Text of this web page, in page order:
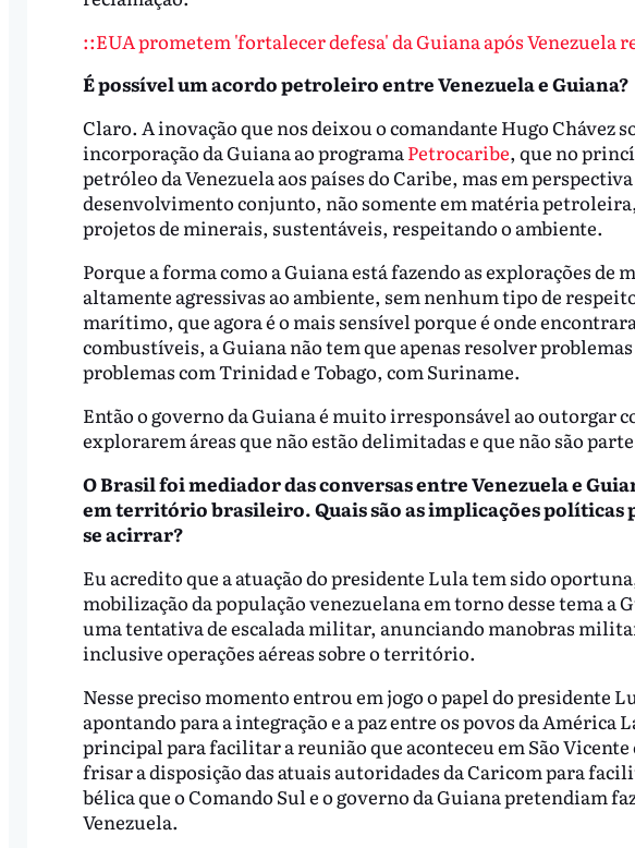
::EUA prometem 'fortalecer defesa' da Guiana após
É possível um acordo petroleiro entre Venezuela e Guiana?
Claro. A inovação que nos deixou o comandante Hugo Chávez
incorporação da Guiana ao programaPetrocaribe, que no
petróleo da Venezuela aos países do Caribe, mas em
desenvolvimento conjunto, não somente em matéria
projetos de minerais, sustentáveis, respeitando o ambiente.
Porque a forma como a Guiana está fazendo as explorações
altamente agressivas ao ambiente, sem nenhum tipo de
marítimo, que agora é o mais sensível porque é onde
combustíveis, a Guiana não tem que apenas resolver
problemas com Trinidad e Tobago, com Suriname.
Então o governo da Guiana é muito irresponsável ao outorgar
explorarem áreas que não estão delimitadas e que não são
O Brasil foi mediador das conversas entre Venezuela e
em território brasileiro. Quais são as implicações políticas
se acirrar?
Eu acredito que a atuação do presidente Lula tem sido
mobilização da população venezuelana em torno desse tema a
uma tentativa de escalada militar, anunciando manobras
inclusive operações aéreas sobre o território.
Nesse preciso momento entrou em jogo o papel do presidente
apontando para a integração e a paz entre os povos da América
principal para facilitar a reunião que aconteceu em São Vicente
frisar a disposição das atuais autoridades da Caricom para
bélica que o Comando Sul e o governo da Guiana pretendiam
Venezuela.